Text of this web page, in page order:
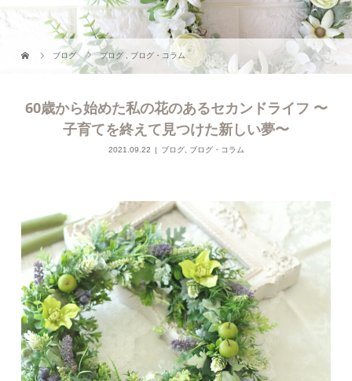
ブログ ブログ ブログ・コラム
60歳から始めた私の花のあるセカンドライフ 〜
子育てを終えて見つけた新しい夢〜
2021.09.22 ブログ, ブログ・コラム